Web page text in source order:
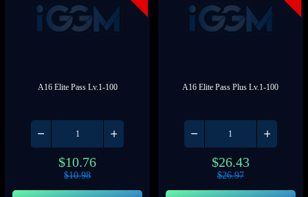
A16 Elite Pass Lv.1-100
$10.76
$10.98
A16 Elite Pass Plus Lv.1-100
$26.43
$26.97